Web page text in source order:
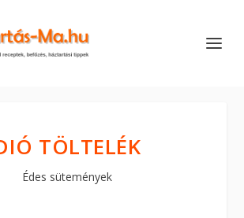
TÖLTELÉK
Édes sütemények